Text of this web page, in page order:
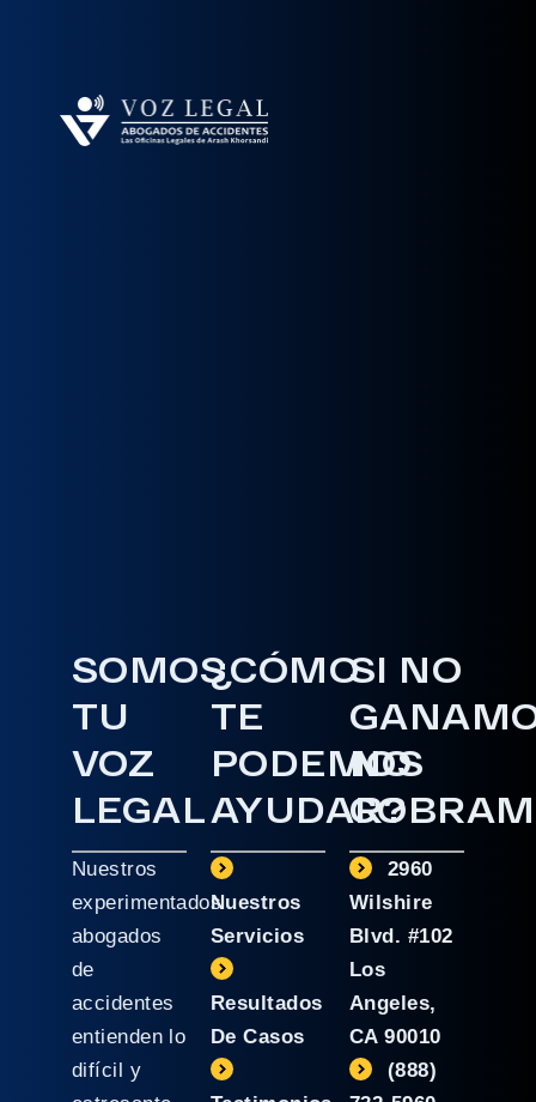
SOMOS
TU
VOZ
LEGAL
Nuestros
experimentados
abogados
de
accidentes
entienden lo
difícil y
¿CÓMO
TE
PODEMOS
AYUDAR?
Nuestros
Servicios
Resultados
De Casos
SI NO
NO
2960
Wilshire
Blvd. #102
Los
Angeles,
CA 90010
(888)